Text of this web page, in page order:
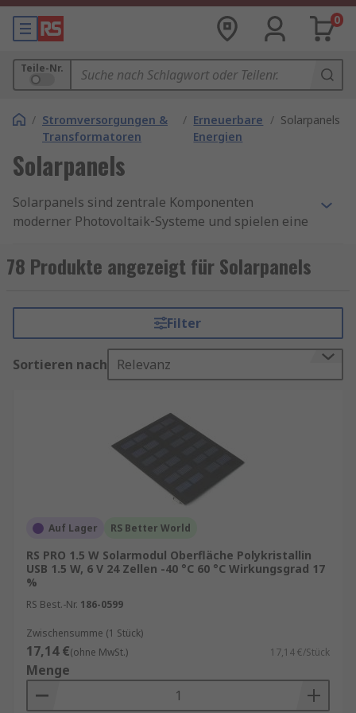
0
Teile-Nr.
/ Stromversorgungen &
Transformatoren
/ Erneuerbare
Energien
/ Solarpanels
Solarpanels
Solarpanels sind zentrale Komponenten
moderner Photovoltaik‑Systeme und spielen eine
Stromerzeugung für private, gewerbliche und
industrielle Anwendungen. Diese Systeme
Energie um und ermöglichen eine zuverlässige,
netzunabhängige oder netzgekoppelte
Energieversorgung. Solarmodule kommen auf
Dächern, Freiflächen, in mobilen Anwendungen
Je nach Anwendung stehen unterschiedliche
PV‑Solarmodul Typen zur Verfügung, die sich in
Leistung, Abmessungen und elektrischen
Kennwerten unterscheiden. Besonders gefragt
sind Solarpanels mit hohem Wirkungsgrad, die
auch bei begrenztem Platzangebot maximale
Energieerträge liefern. Eine Übersicht zu
Einsatzbereichen bietet die RS‑Kategorie
Solarpanels und Solarmodule für
Photovoltaikanlagen
Wichtige Eigenschaften von Solarmodulen
Solarpanels sind für den langfristigen
Außeneinsatz ausgelegt und zeichnen sich durch
78 Produkte angezeigt für Solarpanels
Filter
Sortieren nach Relevanz
Auf Lager RS Better World
RS PRO 1.5 W Solarmodul Oberfläche Polykristallin
USB 1.5 W, 6 V 24 Zellen -40 °C 60 °C Wirkungsgrad 17
%
RS Best.-Nr. 186-0599
Zwischensumme (1 Stück)
17,14 €(ohne MwSt.) 17,14 €/Stück
Menge